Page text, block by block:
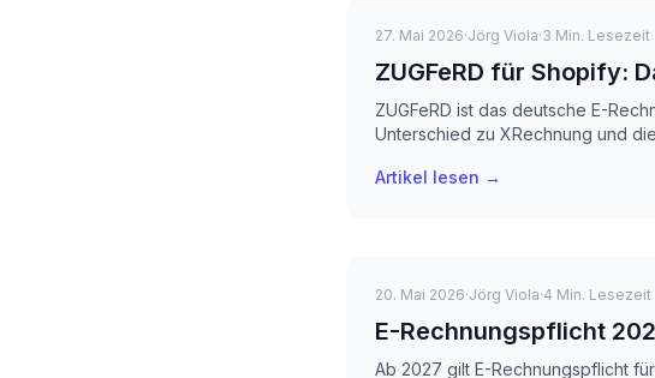
27. Mai 2026·Jörg Viola·3 Min. Lesezeit
ZUGFeRD für Shopify:
ZUGFeRD ist das deutsche E-
Unterschied zu XRechnung und
Artikel lesen →
20. Mai 2026·Jörg Viola·4 Min. Lesezeit
E-Rechnungspflicht
Ab 2027 gilt E-Rechnungspflicht